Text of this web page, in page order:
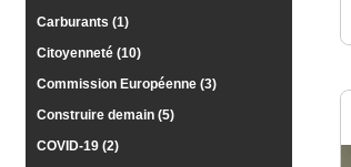
groupe
Blogs
Inscription
Carburants (1)
Citoyenneté (10)
Commission Européenne (3)
Construire demain (5)
COVID-19 (2)